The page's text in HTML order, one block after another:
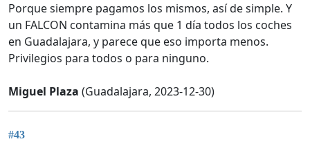
Porque siempre pagamos los mismos, así de simple. Y
un FALCON contamina más que 1 día todos los coches
en Guadalajara, y parece que eso importa menos.
Privilegios para todos o para ninguno.
Miguel Plaza (Guadalajara, 2023-12-30)
#43